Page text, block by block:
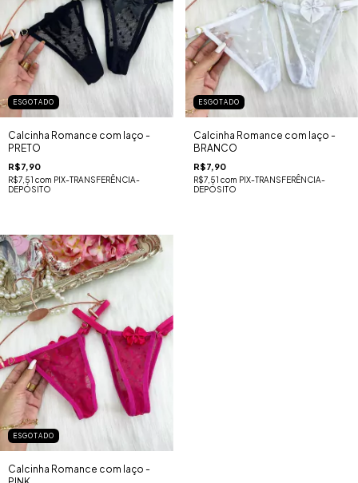
ESGOTADO
Calcinha Romance com laço -
PRETO
R$7,90
R$7,51 com PIX-TRANSFERÊNCIA-
DEPÓSITO
ESGOTADO
Calcinha Romance com laço -
BRANCO
R$7,90
R$7,51 com PIX-TRANSFERÊNCIA-
DEPÓSITO
ESGOTADO
Calcinha Romance com laço -